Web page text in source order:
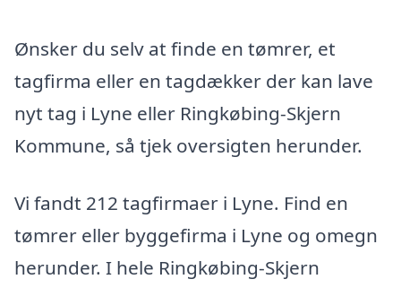
Ønsker du selv at finde en tømrer, et
tagfirma eller en tagdækker der kan lave
nyt tag i Lyne eller Ringkøbing-Skjern
Kommune, så tjek oversigten herunder.
Vi fandt 212 tagfirmaer i Lyne. Find en
tømrer eller byggefirma i Lyne og omegn
herunder. I hele Ringkøbing-Skjern